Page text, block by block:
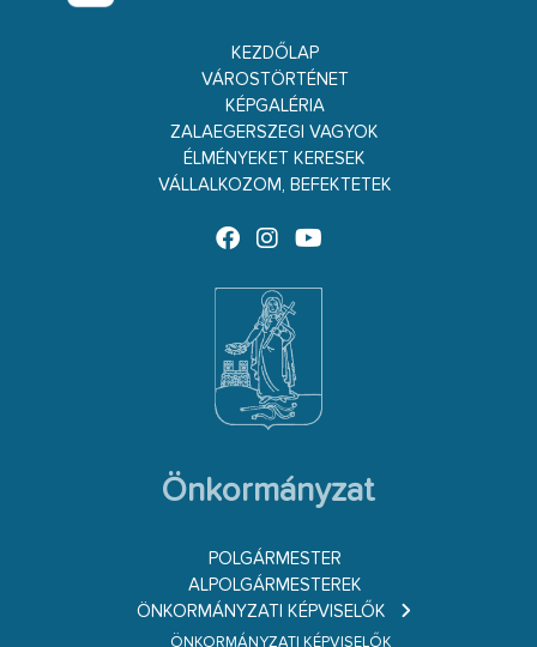
KEZDŐLAP
VÁROSTÖRTÉNET
KÉPGALÉRIA
ZALAEGERSZEGI VAGYOK
ÉLMÉNYEKET KERESEK
VÁLLALKOZOM, BEFEKTETEK
Önkormányzat
POLGÁRMESTER
ALPOLGÁRMESTEREK
ÖNKORMÁNYZATI KÉPVISELŐK
ÖNKORMÁNYZATI KÉPVISELŐK